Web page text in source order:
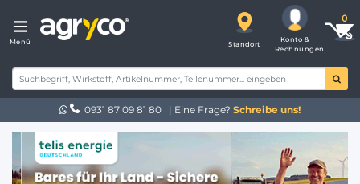
Menü Standort
Konto &
Rechnungen
0931 87 09 81 80 | Eine Frage? Schreibe uns!